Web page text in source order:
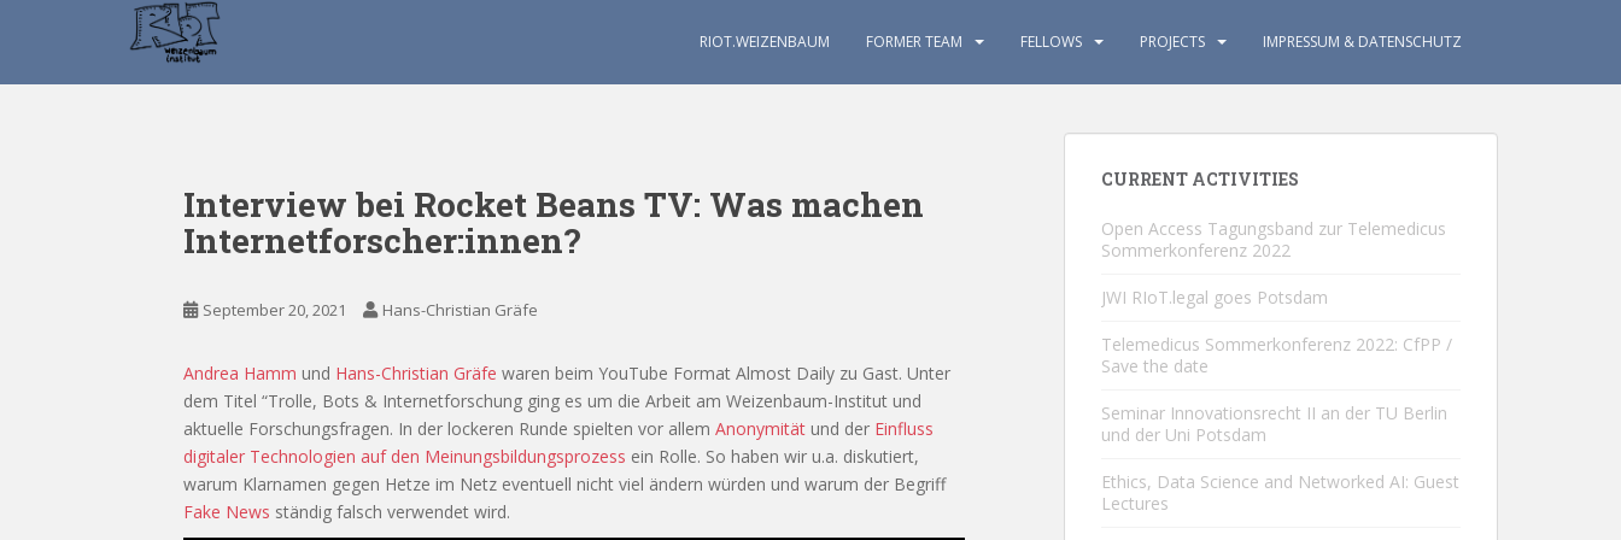
RIOT.WEIZENBAUM FORMER TEAM FELLOWS PROJECTS IMPRESSUM & DATENSCHUTZ
Interview bei Rocket Beans TV: Was machen
Internetforscher:innen?
September 20, 2021 Hans-Christian Gräfe
Andrea Hamm und Hans-Christian Gräfe waren beim YouTube Format Almost Daily zu Gast. Unter
dem Titel “Trolle, Bots & Internetforschung ging es um die Arbeit am Weizenbaum-Institut und
aktuelle Forschungsfragen. In der lockeren Runde spielten vor allem Anonymität und der Einfluss
digitaler Technologien auf den Meinungsbildungsprozess ein Rolle. So haben wir u.a. diskutiert,
warum Klarnamen gegen Hetze im Netz eventuell nicht viel ändern würden und warum der Begriff
Fake News ständig falsch verwendet wird.
CURRENT ACTIVITIES
Open Access Tagungsband zur Telemedicus
Sommerkonferenz 2022
JWI RIoT.legal goes Potsdam
Telemedicus Sommerkonferenz 2022: CfPP /
Save the date
Seminar Innovationsrecht II an der TU Berlin
und der Uni Potsdam
Ethics, Data Science and Networked AI: Guest
Lectures